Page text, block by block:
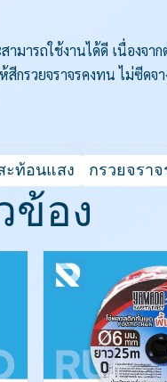
ามารถใช้งานได้ดี เนื่องจ
กรวยจราจรคงทน ไม่ซีด
ะท้อนแสง กรวยจราจ
ข้อง